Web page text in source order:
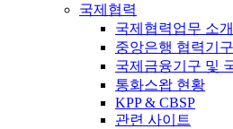
국제협력
국제협력업무 소개
중앙은행 협력기구
국제금융기구 및
통화스왑 현황
KPP & CBSP
관련 사이트